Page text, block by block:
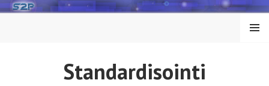
Siirry
VALIK
KO
Standardisointi